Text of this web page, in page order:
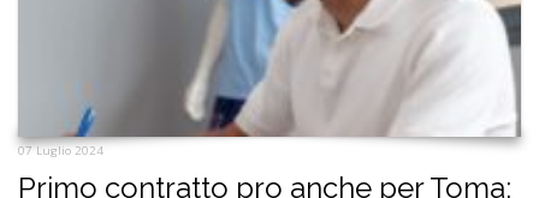
07 Luglio 2024
Primo contratto pro anche per Toma: